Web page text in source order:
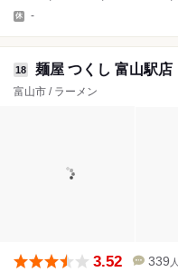
-
18 麺屋 つくし 富山駅店
富山市 / ラーメン
3.52 339 人